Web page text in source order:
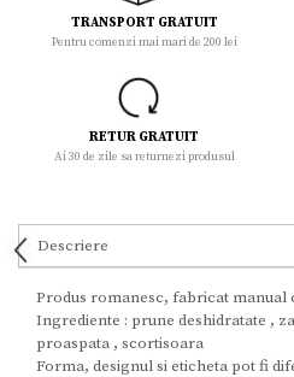
TRANSPORT GRATUIT
Pentru comenzi mai mari de 200 lei
RETUR GRATUIT
Ai 30 de zile sa returnezi produsul
Descriere
Produs romanesc, fabricat manual
Ingrediente : prune deshidratate ,
proaspata , scortisoara
Forma, designul si eticheta pot fi